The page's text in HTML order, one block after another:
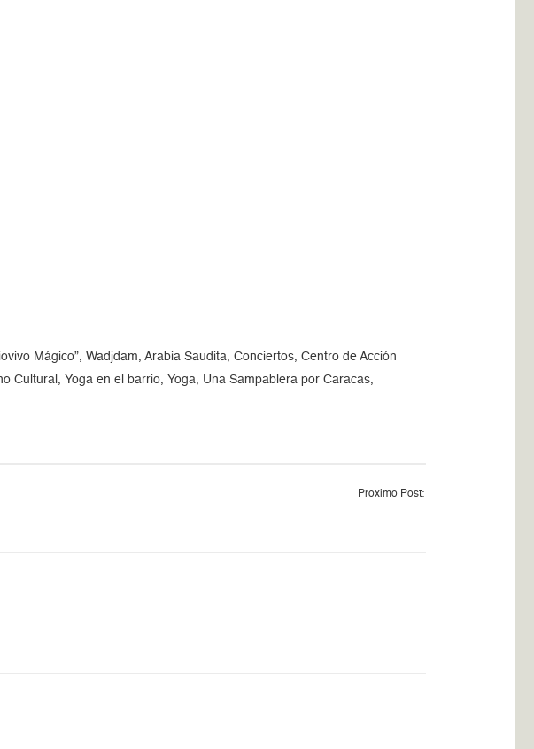
Mágico”, Wadjdam, Arabia Saudita, Conciertos, Centro de Acción
Cultural, Yoga en el barrio, Yoga, Una Sampablera por Caracas,
Proximo Post: